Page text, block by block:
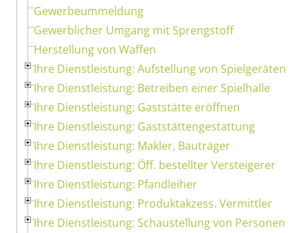
Gewerbeummeldung
Gewerblicher Umgang mit Sprengstoff
Herstellung von Waffen
Ihre Dienstleistung: Aufstellung von Spielgeräten
Ihre Dienstleistung: Betreiben einer Spielhalle
Ihre Dienstleistung: Gaststätte eröffnen
Ihre Dienstleistung: Gaststättengestattung
Ihre Dienstleistung: Makler, Bauträger
Ihre Dienstleistung: Öff. bestellter Versteigerer
Ihre Dienstleistung: Pfandleiher
Ihre Dienstleistung: Produktakzess. Vermittler
Ihre Dienstleistung: Schaustellung von Personen